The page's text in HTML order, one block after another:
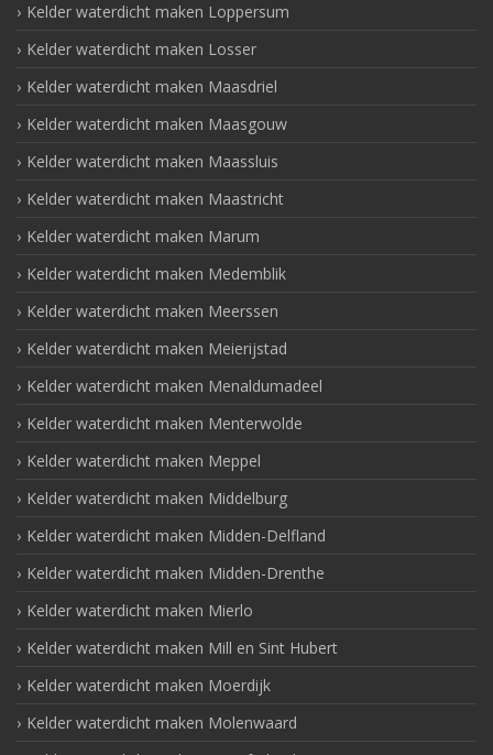
Kelder waterdicht maken Loppersum
Kelder waterdicht maken Losser
Kelder waterdicht maken Maasdriel
Kelder waterdicht maken Maasgouw
Kelder waterdicht maken Maassluis
Kelder waterdicht maken Maastricht
Kelder waterdicht maken Marum
Kelder waterdicht maken Medemblik
Kelder waterdicht maken Meerssen
Kelder waterdicht maken Meierijstad
Kelder waterdicht maken Menaldumadeel
Kelder waterdicht maken Menterwolde
Kelder waterdicht maken Meppel
Kelder waterdicht maken Middelburg
Kelder waterdicht maken Midden-Delfland
Kelder waterdicht maken Midden-Drenthe
Kelder waterdicht maken Mierlo
Kelder waterdicht maken Mill en Sint Hubert
Kelder waterdicht maken Moerdijk
Kelder waterdicht maken Molenwaard